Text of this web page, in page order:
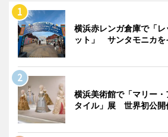
横浜赤レンガ倉庫で「
ット」 サンタモニカ
横浜美術館で「マリー
タイル」展 世界初公開